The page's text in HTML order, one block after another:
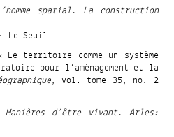
spatial. La construction
Le Seuil.
Le territoire comme un système
pour l’aménagement et la
, vol. tome 35, no. 2
Manières d’être vivant. Arles: